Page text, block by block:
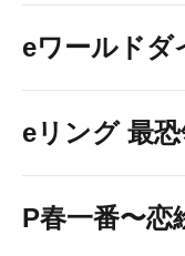
eワールドダ
eリング 最
P春一番〜恋